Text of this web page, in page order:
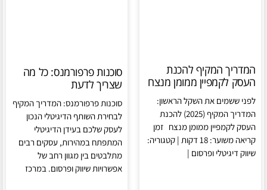
המדריך המקיף להכנת
העסק לקמפיין ממומן מנצח
לפני ששמים את השקל הראשון:
המדריך המקיף (2025) להכנת
העסק לקמפיין ממומן מנצח זמן
קריאה משוער: 18 דקות | קטגוריה:
שיווק דיגיטלי ופרסום |
סוכנות פרפורמנס: כל מה
שצריך לדעת
סוכנות פרפורמנס: המדריך המקיף
לבחירת השותף הדיגיטלי הנכון
לעסק שלכם בעידן הדיגיטלי
המתפתח במהירות, עסקים רבים
מתלבטים בין מגוון רחב של
אפשרויות שיווק ופרסום. במרכז